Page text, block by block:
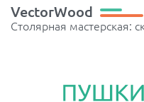
VectorWood
Столярная мастерская: